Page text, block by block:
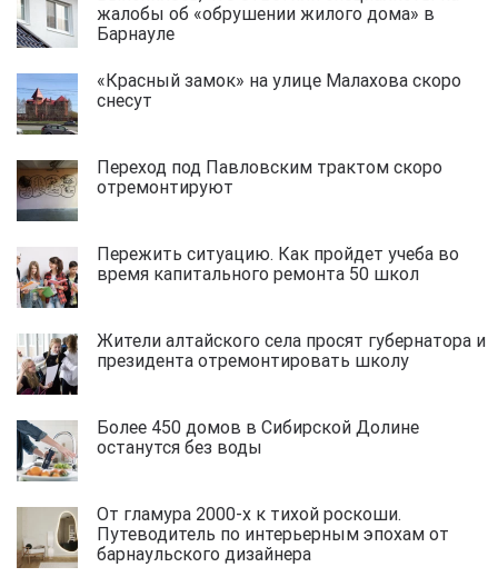
жалобы об «обрушении жилого дома» в
Барнауле
«Красный замок» на улице Малахова скоро
снесут
Переход под Павловским трактом скоро
отремонтируют
Пережить ситуацию. Как пройдет учеба во
время капитального ремонта 50 школ
Жители алтайского села просят губернатора и
президента отремонтировать школу
Более 450 домов в Сибирской Долине
останутся без воды
От гламура 2000-х к тихой роскоши.
Путеводитель по интерьерным эпохам от
барнаульского дизайнера